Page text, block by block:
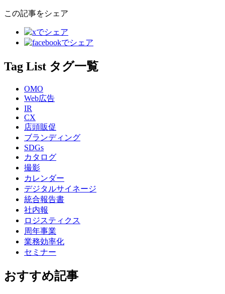
この記事をシェア
Tag List タグ一覧
OMO
Web広告
IR
CX
店頭販促
ブランディング
SDGs
カタログ
撮影
カレンダー
デジタルサイネージ
統合報告書
社内報
ロジスティクス
周年事業
業務効率化
セミナー
おすすめ記事